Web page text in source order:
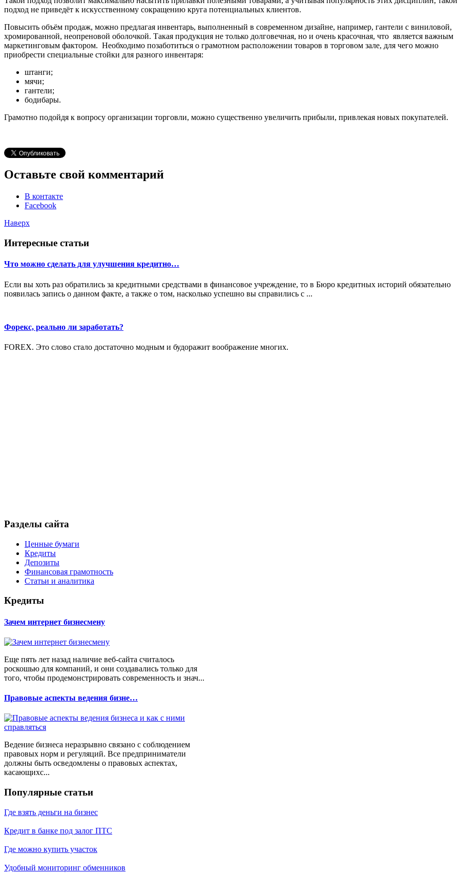
подход не приведёт к искусственному сокращению круга потенциальных клиентов.
Повысить объём продаж, можно предлагая инвентарь, выполненный в современном дизайне, например, гантели с виниловой,
хромированной, неопреновой оболочкой. Такая продукция не только долговечная, но и очень красочная, что является важным
маркетинговым фактором. Необходимо позаботиться о грамотном расположении товаров в торговом зале, для чего можно
приобрести специальные стойки для разного инвентаря:
штанги;
мячи;
гантели;
бодибары.
Грамотно подойдя к вопросу организации торговли, можно существенно увеличить прибыли, привлекая новых покупателей.
Оставьте свой комментарий
В контакте
Facebook
Наверх
Интересные статьи
Что можно сделать для улучшения кредитно…
Если вы хоть раз обратились за кредитными средствами в финансовое учреждение, то в Бюро кредитных историй обязательно
появилась запись о данном факте, а также о том, насколько успешно вы справились с ...
Форекс, реально ли заработать?
FOREX. Это слово стало достаточно модным и будоражит воображение многих.
Разделы сайта
Ценные бумаги
Кредиты
Депозиты
Финансовая грамотность
Статьи и аналитика
Кредиты
Зачем интернет бизнесмену
Еще пять лет назад наличие веб-сайта считалось
роскошью для компаний, и они создавались только для
того, чтобы продемонстрировать современность и знач...
Правовые аспекты ведения бизне…
Ведение бизнеса неразрывно связано с соблюдением
правовых норм и регуляций. Все предприниматели
должны быть осведомлены о правовых аспектах,
касающихс...
Популярные статьи
Где взять деньги на бизнес
Кредит в банке под залог ПТС
Где можно купить участок
Удобный мониторинг обменников